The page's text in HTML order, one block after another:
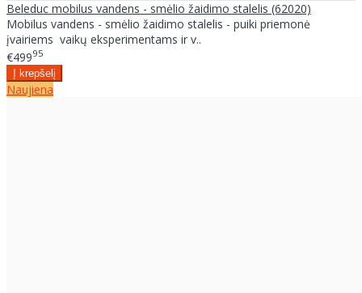
Beleduc mobilus vandens - smėlio žaidimo stalelis (62020)
Mobilus vandens - smėlio žaidimo stalelis - puiki priemonė
įvairiems vaikų eksperimentams ir v..
€49995
Naujiena